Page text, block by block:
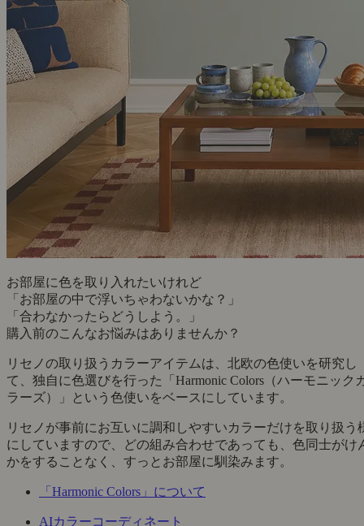
お部屋に色を取り入れたいけれど
「お部屋の中で浮いちゃわないかな？」
「合わなかったらどうしよう。」
購入前のこんなお悩みはありませんか？
リセノの取り扱うカラーアイテムは、北欧の色使いを研究し
て、独自に色選びを行った「Harmonic Colors（ハーモニック
ラーズ）」という色使いをベースにしています。
リセノが事前にお互いに調和しやすいカラーだけを取り扱う
にしていますので、どの組み合わせであっても、色同士がけ
かをすることなく、すっとお部屋に馴染みます。
「Harmonic Colors」について
AIカラーコーディネート